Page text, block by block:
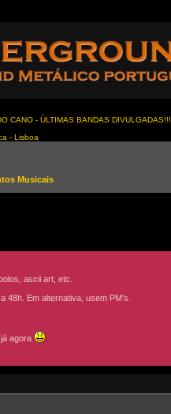
CANO - ÚLTIMAS BANDAS DIVULGADAS!!!
- Lisboa
Musicais
ascii art, etc.
Em alternativa, usem PM’s.
agora